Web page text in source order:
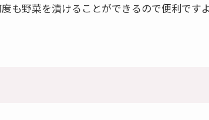
も野菜を漬けることができるので便利ですよ